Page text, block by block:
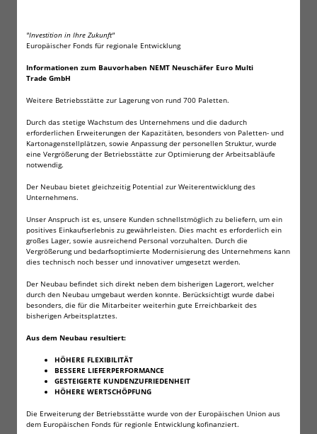
"Investition in Ihre Zukunft"
Europäischer Fonds für regionale Entwicklung
Informationen zum Bauvorhaben NEMT Neuschäfer Euro Multi
Trade GmbH
Weitere Betriebsstätte zur Lagerung von rund 700 Paletten.
Durch das stetige Wachstum des Unternehmens und die dadurch
erforderlichen Erweiterungen der Kapazitäten, besonders von Paletten- und
Kartonagenstellplätzen, sowie Anpassung der personellen Struktur, wurde
eine Vergrößerung der Betriebsstätte zur Optimierung der Arbeitsabläufe
notwendig.
Der Neubau bietet gleichzeitig Potential zur Weiterentwicklung des
Unternehmens.
Unser Anspruch ist es, unsere Kunden schnellstmöglich zu beliefern, um ein
positives Einkaufserlebnis zu gewährleisten. Dies macht es erforderlich ein
großes Lager, sowie ausreichend Personal vorzuhalten. Durch die
Vergrößerung und bedarfsoptimierte Modernisierung des Unternehmens kann
dies technisch noch besser und innovativer umgesetzt werden.
Der Neubau befindet sich direkt neben dem bisherigen Lagerort, welcher
durch den Neubau umgebaut werden konnte. Berücksichtigt wurde dabei
besonders, die für die Mitarbeiter weiterhin gute Erreichbarkeit des
bisherigen Arbeitsplatztes.
Aus dem Neubau resultiert:
HÖHERE FLEXIBILITÄT
BESSERE LIEFERPERFORMANCE
GESTEIGERTE KUNDENZUFRIEDENHEIT
HÖHERE WERTSCHÖPFUNG
Die Erweiterung der Betriebsstätte wurde von der Europäischen Union aus
dem Europäischen Fonds für regionle Entwicklung kofinanziert.
Qualitätsbatterien 1,5 V Alkaline
professionellen Anwender. Langlebige und
leistungsstarke Energie zu liefern
Auf das gewohnt hohe und zuverlässige Wilhelm
Qualitätsniveau wurde nicht verzichtet. Auf höchste
Qualität wurde gesetzt, wodurch sich die AG1 Batterie
Nennspannung 1,5V
Höhe 6,8mm
Durchmesser 2,1 mm
Gewicht 0,28g
Andere Typenbezeichnungen für AG1 sind: LR60 - L621
- 164 - 364 - GP64A
Die Zellen finden unter anderem Verwendung in:
vielen Laserpointern!
viele Fahrradtachometern und Pulsuhren!
Vielen Taschenrechnern!